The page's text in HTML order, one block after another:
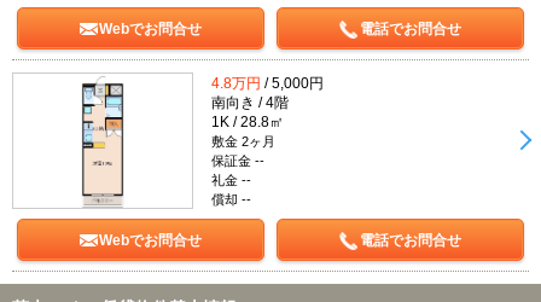
Webでお問合せ 電話でお問合せ
4.8万円 / 5,000円
南向き / 4階
1K / 28.8㎡
敷金 2ヶ月
保証金 --
礼金 --
償却 --
Webでお問合せ 電話でお問合せ